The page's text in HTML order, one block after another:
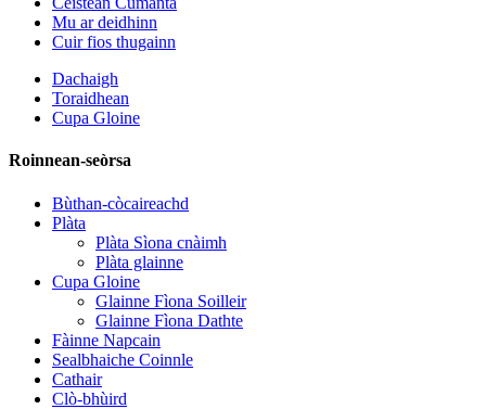
Mu ar deidhinn
Cuir fios thugainn
Dachaigh
Toraidhean
Cupa Gloine
Roinnean-seòrsa
Bùthan-còcaireachd
Plàta
Plàta Sìona cnàimh
Plàta glainne
Cupa Gloine
Glainne Fìona Soilleir
Glainne Fìona Dathte
Fàinne Napcain
Sealbhaiche Coinnle
Cathair
Clò-bhùird